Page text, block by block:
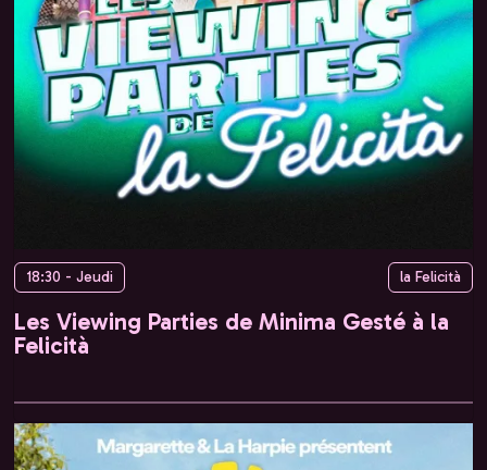
18:30 - Jeudi la Felicità
Les Viewing Parties de Minima Gesté à la
Felicità